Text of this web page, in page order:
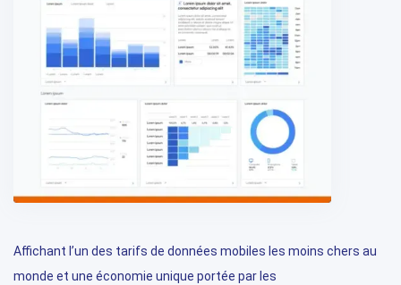
Affichant l’un des tarifs de données mobiles les moins chers au
monde et une économie unique portée par les